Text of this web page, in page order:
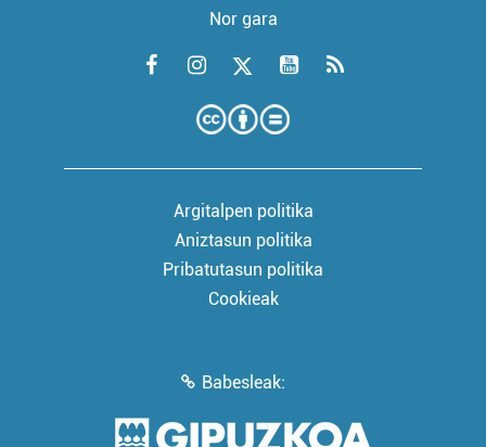
Nor gara
Argitalpen politika
Aniztasun politika
Pribatutasun politika
Cookieak
Babesleak: